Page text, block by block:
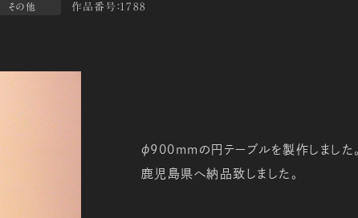
その他 作品番号：1788
φ900mmの円テーブルを製作しました。
鹿児島県へ納品致しました。